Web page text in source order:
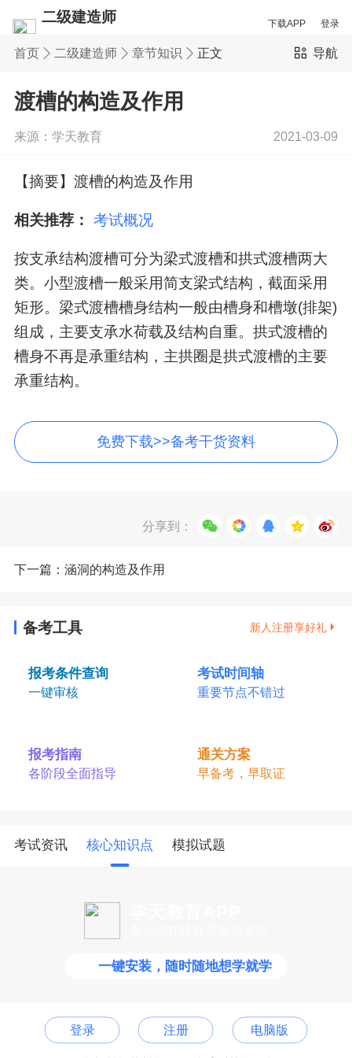
二级建造师 下载APP 登录
首页 二级建造师 章节知识 正文 导航
渡槽的构造及作用
来源：学天教育 2021-03-09
【摘要】渡槽的构造及作用
相关推荐： 考试概况
按支承结构渡槽可分为梁式渡槽和拱式渡槽两大
类。小型渡槽一般采用简支梁式结构，截面采用
矩形。梁式渡槽槽身结构一般由槽身和槽墩(排架)
组成，主要支承水荷载及结构自重。拱式渡槽的
槽身不再是承重结构，主拱圈是拱式渡槽的主要
承重结构。
免费下载>>备考干货资料
分享到：
下一篇：涵洞的构造及作用
备考工具 新人注册享好礼
报考条件查询
一键审核
考试时间轴
重要节点不错过
报考指南
各阶段全面指导
通关方案
早备考，早取证
考试资讯 核心知识点 模拟试题
一键安装，随时随地想学就学
登录 注册 电脑版